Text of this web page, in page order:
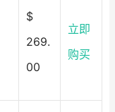
$
269.
00
立即
购买